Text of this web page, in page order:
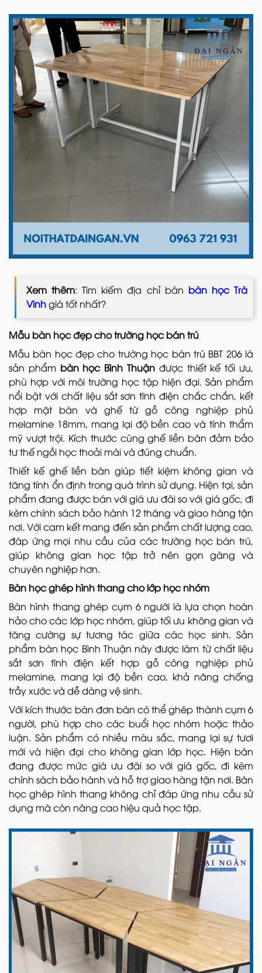
Xem thêm: Tìm kiếm địa chỉ bán bàn học Trà
Vinhgiá tốt nhất?
Mẫu bàn học đẹp cho trường học bán trú
Mẫu bàn học đẹp cho trường học bán trú BBT 206 là
sản phẩm bàn học Bình Thuận được thiết kế tối ưu,
phù hợp với môi trường học tập hiện đại. Sản phẩm
nổi bật với chất liệu sắt sơn tĩnh điện chắc chắn, kết
hợp mặt bàn và ghế từ gỗ công nghiệp phủ
melamine 18mm, mang lại độ bền cao và tính thẩm
mỹ vượt trội. Kích thước cùng ghế liền bàn đảm bảo
tư thế ngồi học thoải mái và đúng chuẩn.
Thiết kế ghế liền bàn giúp tiết kiệm không gian và
tăng tính ổn định trong quá trình sử dụng. Hiện tại, sản
phẩm đang được bán với giá ưu đãi so với giá gốc, đi
kèm chính sách bảo hành 12 tháng và giao hàng tận
nơi. Với cam kết mang đến sản phẩm chất lượng cao,
đáp ứng mọi nhu cầu của các trường học bán trú,
giúp không gian học tập trở nên gọn gàng và
chuyên nghiệp hơn.
Bàn học ghép hình thang cho lớp học nhóm
Bàn hình thang ghép cụm 6 người là lựa chọn hoàn
hảo cho các lớp học nhóm, giúp tối ưu không gian và
tăng cường sự tương tác giữa các học sinh. Sản
phẩm bàn học Bình Thuận này được làm từ chất liệu
sắt sơn tĩnh điện kết hợp gỗ công nghiệp phủ
melamine, mang lại độ bền cao, khả năng chống
trầy xước và dễ dàng vệ sinh.
Với kích thước bàn đơn bàn có thể ghép thành cụm 6
người, phù hợp cho các buổi học nhóm hoặc thảo
luận. Sản phẩm có nhiều màu sắc, mang lại sự tươi
mới và hiện đại cho không gian lớp học. Hiện bàn
đang được mức giá ưu đãi so với giá gốc, đi kèm
chính sách bảo hành và hỗ trợ giao hàng tận nơi. Bàn
học ghép hình thang không chỉ đáp ứng nhu cầu sử
dụng mà còn nâng cao hiệu quả học tập.